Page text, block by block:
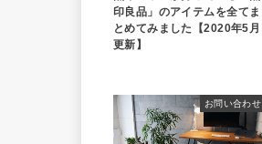
印良品」のアイテムを全てま
とめてみました【2020年5月
更新】
お問い合わせ